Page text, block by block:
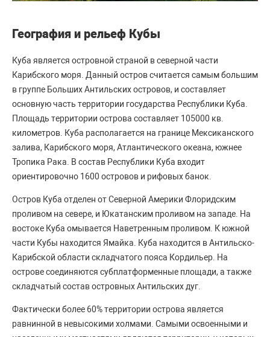
География и рельеф Кубы
Куба является островной страной в северной части
Карибского моря. Данный остров считается самым большим
в группе Больших Антильских островов, и составляет
основную часть территории государства Республики Куба.
Площадь территории острова составляет 105000 кв.
километров. Куба располагается на границе Мексиканского
залива, Карибского моря, Атлантического океана, южнее
Тропика Рака. В состав Республики Куба входит
ориентировочно 1600 островов и рифовых банок.
Остров Куба отделен от Северной Америки Флоридским
проливом на севере, и Юкатанским проливом на западе. На
востоке Куба омывается Наветренным проливом. К южной
части Кубы находится Ямайка. Куба находится в Антильско-
Карибской области складчатого пояса Кордильер. На
острове соединяются субплатформенные площади, а также
складчатый состав островных Антильских дуг.
Фактически более 60% территории острова является
равнинной в невысокими холмами. Самыми освоенными и